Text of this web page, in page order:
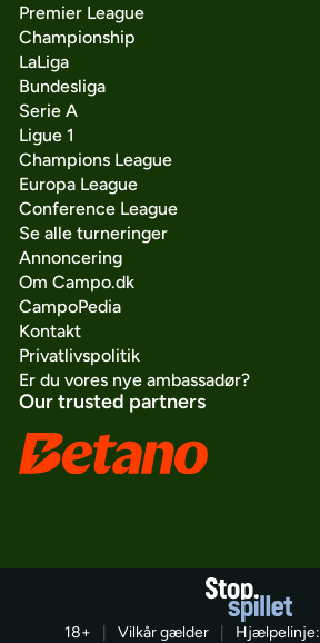
Premier League
Championship
LaLiga
Bundesliga
Serie A
Ligue 1
Champions League
Europa League
Conference League
Se alle turneringer
Annoncering
Om Campo.dk
CampoPedia
Kontakt
Privatlivspolitik
Er du vores nye ambassadør?
Our trusted partners
18+ Vilkår gælder Hjælpelinje: